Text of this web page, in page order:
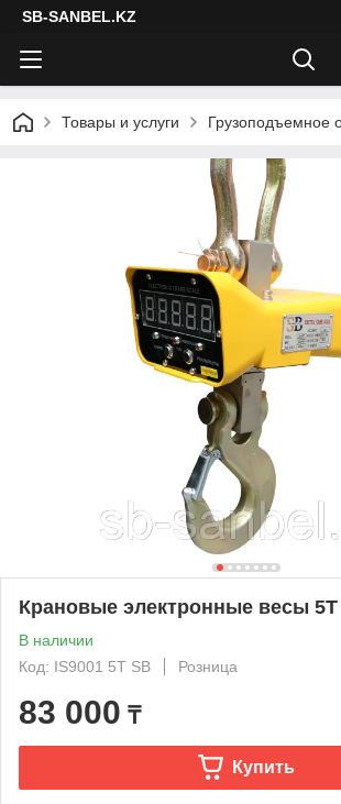
SB-SANBEL.KZ
Товары и услуги Грузоподъемное
Крановые электронные весы 5T
В наличии
Код: IS9001 5T SB
Розница
83 000 ₸
Купить